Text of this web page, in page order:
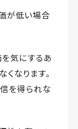
が低い場合
気にするあ
くなります。
を得られな